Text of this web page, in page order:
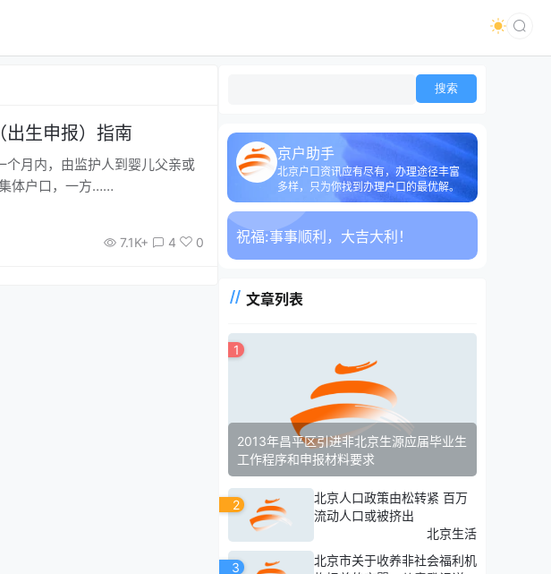
出生申报）指南
月内，由监护人到婴儿父亲或
体户口，一方……
7.1K+ 4 0
京户助手
北京户口资讯应有尽有，办理途径丰富
多样，只为你找到办理户口的最优解。
祝福:事事顺利，大吉大利！
文章列表
1
2013年昌平区引进非北京生源应届毕业生
工作程序和申报材料要求
2
北京人口政策由松转紧 百万
流动人口或被挤出
北京生活
3
北京市关于收养非社会福利机